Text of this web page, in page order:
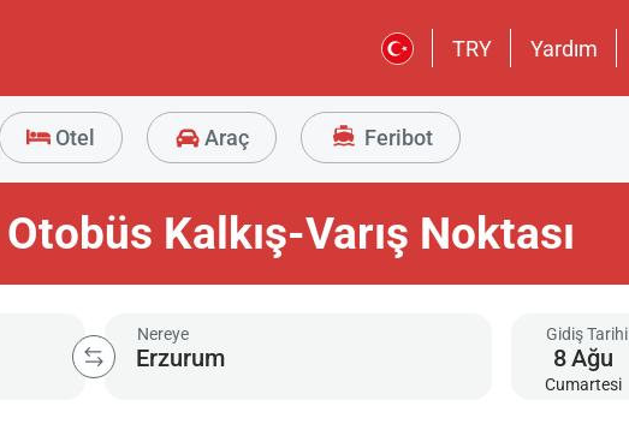
TRY Yardım
Otel Araç Feribot
Kalkış-Varış Noktası
Nereye Gidiş Tarihi
8Ağu
Cumartesi